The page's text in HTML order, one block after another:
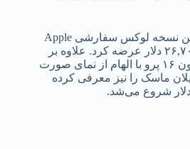
برند Caviar اوایل امسال اولین نسخه لوکس سفارشی Apple
Vision Pro را با قیمت پایه ۲۶,۷۰۰ دلار عرضه کرد. علاوه بر
این، این شرکت مجموعه آیفون ۱۶ پرو با الهام از نمای صورت
ماسک را نیز معرفی کرده